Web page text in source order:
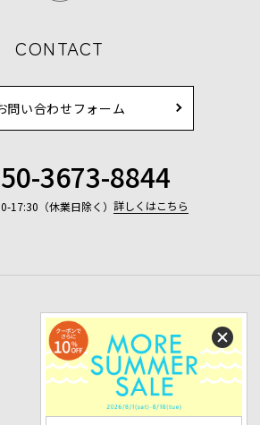
CONTACT
問い合わせフォーム
3673-8844
17:30（休業日除く） 詳しくはこちら